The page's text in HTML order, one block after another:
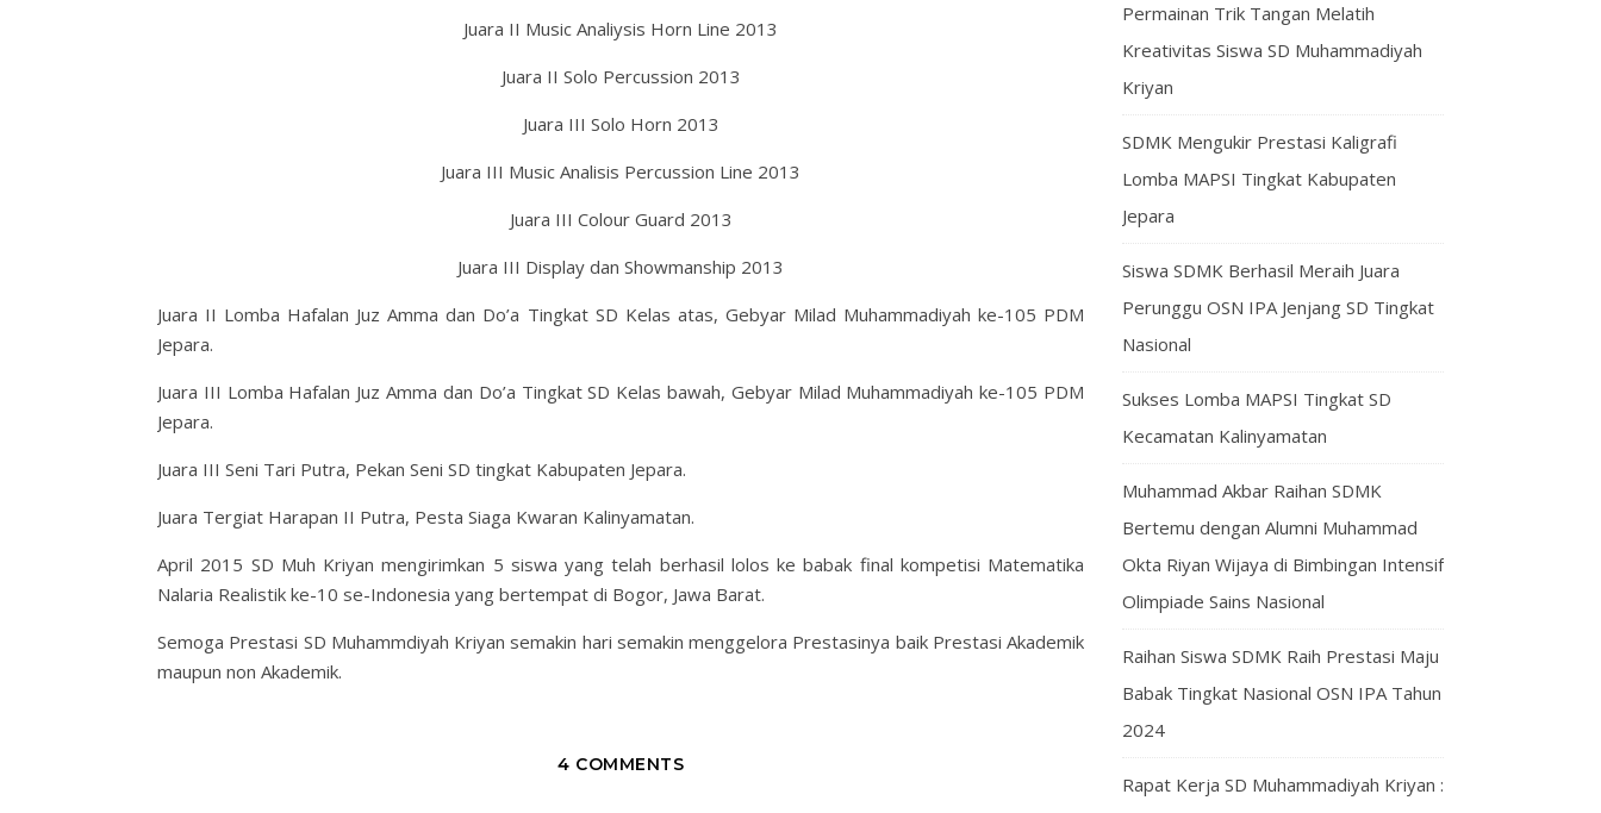
Juara II Music Analiysis Horn Line 2013
Juara II Solo Percussion 2013
Juara III Solo Horn 2013
Juara III Music Analisis Percussion Line 2013
Juara III Colour Guard 2013
Juara III Display dan Showmanship 2013
Juara II Lomba Hafalan Juz Amma dan Do’a Tingkat SD Kelas atas, Gebyar Milad Muhammadiyah ke-105 PDM
Jepara.
Juara III Lomba Hafalan Juz Amma dan Do’a Tingkat SD Kelas bawah, Gebyar Milad Muhammadiyah ke-105 PDM
Jepara.
Juara III Seni Tari Putra, Pekan Seni SD tingkat Kabupaten Jepara.
Juara Tergiat Harapan II Putra, Pesta Siaga Kwaran Kalinyamatan.
April 2015 SD Muh Kriyan mengirimkan 5 siswa yang telah berhasil lolos ke babak final kompetisi Matematika
Nalaria Realistik ke-10 se-Indonesia yang bertempat di Bogor, Jawa Barat.
Semoga Prestasi SD Muhammdiyah Kriyan semakin hari semakin menggelora Prestasinya baik Prestasi Akademik
maupun non Akademik.
4 COMMENTS
Permainan Trik Tangan Melatih
Kreativitas Siswa SD Muhammadiyah
Kriyan
SDMK Mengukir Prestasi Kaligrafi
Lomba MAPSI Tingkat Kabupaten
Jepara
Siswa SDMK Berhasil Meraih Juara
Perunggu OSN IPA Jenjang SD Tingkat
Nasional
Sukses Lomba MAPSI Tingkat SD
Kecamatan Kalinyamatan
Muhammad Akbar Raihan SDMK
Bertemu dengan Alumni Muhammad
Okta Riyan Wijaya di Bimbingan Intensif
Olimpiade Sains Nasional
Raihan Siswa SDMK Raih Prestasi Maju
Babak Tingkat Nasional OSN IPA Tahun
2024
Rapat Kerja SD Muhammadiyah Kriyan :